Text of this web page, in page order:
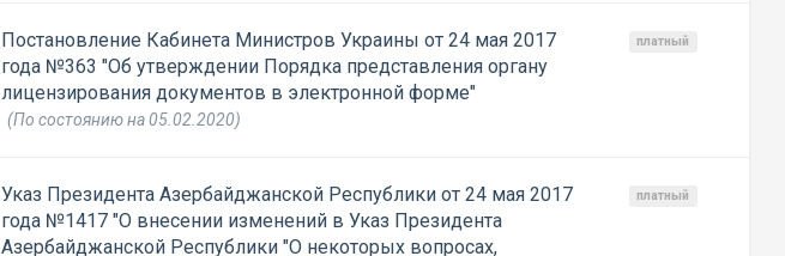
Постановление Кабинета Министров Украины от 24 мая 2017
года №363 "Об утверждении Порядка представления органу
лицензирования документов в электронной форме"
(По состоянию на 05.02.2020)
платный
Указ Президента Азербайджанской Республики от 24 мая 2017
года №1417 "О внесении изменений в Указ Президента
Азербайджанской Республики "О некоторых вопросах,
платный